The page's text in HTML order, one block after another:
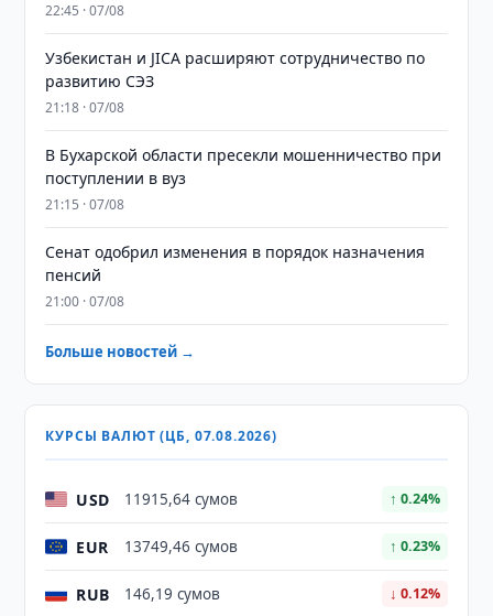
22:45 · 07/08
Узбекистан и JICA расширяют сотрудничество по
развитию СЭЗ
21:18 · 07/08
В Бухарской области пресекли мошенничество при
поступлении в вуз
21:15 · 07/08
Сенат одобрил изменения в порядок назначения
пенсий
21:00 · 07/08
Больше новостей →
КУРСЫ ВАЛЮТ (ЦБ, 07.08.2026)
USD 11915,64 сумов ↑ 0.24%
EUR 13749,46 сумов ↑ 0.23%
RUB 146,19 сумов ↓ 0.12%